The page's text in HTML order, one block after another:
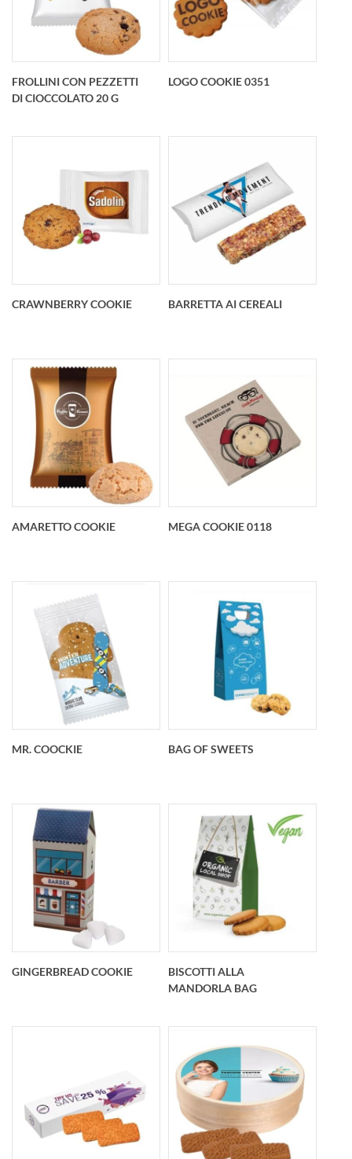
Mini Ginger Bread Biscotto al Sesamo
Frollini con pezzetti
di cioccolato 20 g
FROLLINI CON PEZZETTI
DI CIOCCOLATO 20 G
Logo Cookie 0351
LOGO COOKIE 0351
Crawnberry Cookie
CRAWNBERRY COOKIE
Barretta ai Cereali
BARRETTA AI CEREALI
Amaretto Cookie
AMARETTO COOKIE
Mega Cookie 0118
MEGA COOKIE 0118
Mr. Coockie
MR. COOCKIE
Bag of Sweets
BAG OF SWEETS
Gingerbread Cookie
GINGERBREAD COOKIE
Biscotti Alla
Mandorla Bag
BISCOTTI ALLA
MANDORLA BAG